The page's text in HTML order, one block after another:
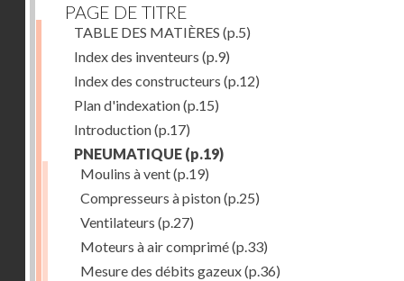
PAGE DE TITRE
TABLE DES MATIÈRES (p.5)
Index des inventeurs (p.9)
Index des constructeurs (p.12)
Plan d'indexation(p.15)
Introduction(p.17)
PNEUMATIQUE (p.19)
Moulins à vent(p.19)
Compresseurs à piston(p.25)
Ventilateurs (p.27)
Moteurs à air comprimé(p.33)
Mesure des débits gazeux(p.36)